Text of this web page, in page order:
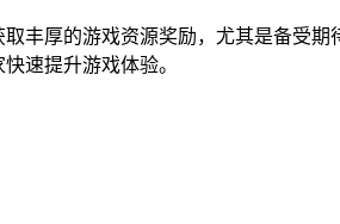
丰厚的游戏资源奖励，尤其是备受
速提升游戏体验。